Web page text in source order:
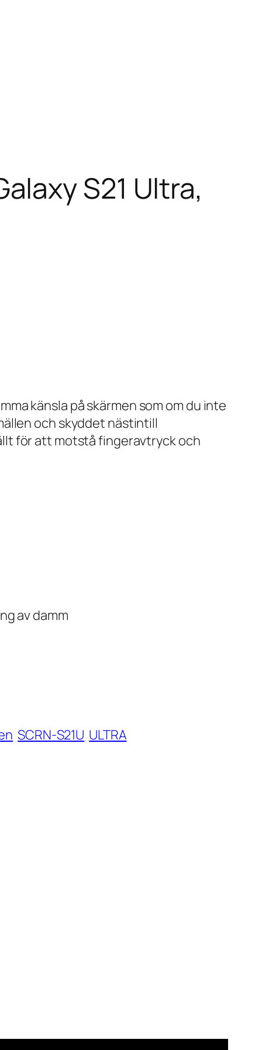
S21 Ultra,
känsla på skärmen som om du inte
och skyddet nästintill
för att motstå fingeravtryck och
av damm
SCRN-S21U ULTRA